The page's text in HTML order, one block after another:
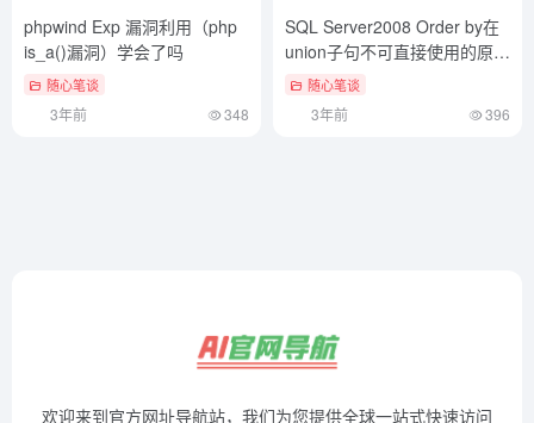
phpwind Exp 漏洞利用（php
is_a()漏洞）学会了吗
随心笔谈
3年前 348
SQL Server2008 Order by在
union子句不可直接使用的原因
详解（sql里面排序）一篇读懂
随心笔谈
3年前 396
欢迎来到官方网址导航站，我们为您提供全球一站式快速访问